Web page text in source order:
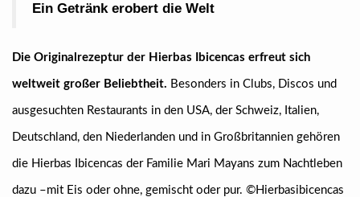
Ein Getränk erobert die Welt
Die Originalrezeptur der Hierbas Ibicencas erfreut sich
weltweit großer Beliebtheit. Besonders in Clubs, Discos und
ausgesuchten Restaurants in den USA, der Schweiz, Italien,
Deutschland, den Niederlanden und in Großbritannien gehören
die Hierbas Ibicencas der Familie Mari Mayans zum Nachtleben
dazu –mit Eis oder ohne, gemischt oder pur. ©Hierbasibicencas